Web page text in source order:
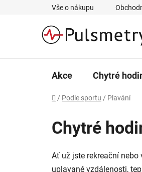
Vše o nákupu
Akce Chytré
Domů
/ Podle sportu / Plavání
Chytré
Ať už jste rekreační
uplavané vzdálenosti,